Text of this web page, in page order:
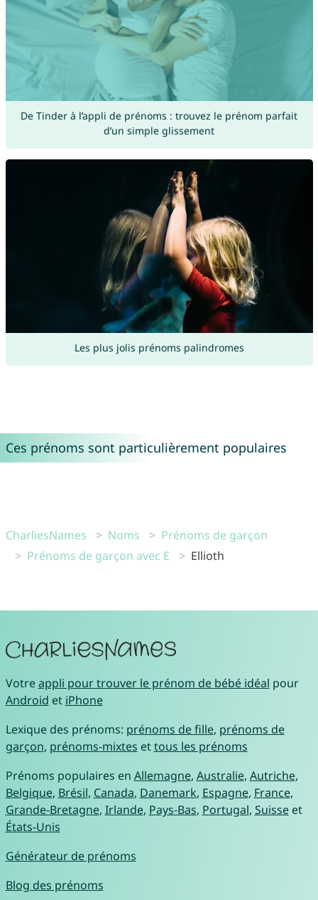
De Tinder à l’appli de prénoms : trouvez le prénom parfait
d’un simple glissement
Les plus jolis prénoms palindromes
Ces prénoms sont particulièrement populaires
CharliesNames Noms
Prénoms de garçon
Prénoms de garçon avec E
Ellioth
Votreappli pour trouver le prénom de bébé idéal pour
Android et iPhone
Lexique des prénoms: prénoms de fille, prénoms de
garçon, prénoms-mixtes ettous les prénoms
Prénoms populaires en Allemagne, Australie, Autriche,
Belgique, Brésil, Canada, Danemark, Espagne, France,
Grande-Bretagne, Irlande, Pays-Bas, Portugal, Suisseet
États-Unis
Générateur de prénoms
Blog des prénoms